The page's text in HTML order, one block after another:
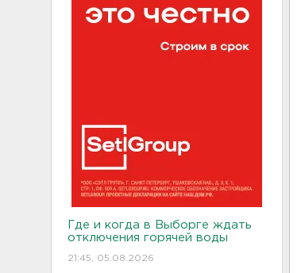
Где и когда в Выборге ждать
отключения горячей воды
21:45, 05.08.2026